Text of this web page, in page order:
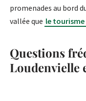
promenades au bord
vallée que le
Questions
Loudenvielle